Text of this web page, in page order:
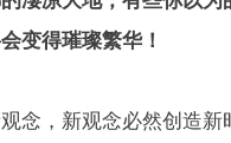
变得璀璨繁华！
念，新观念必然创造新